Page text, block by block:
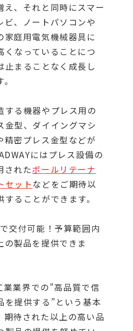
え、それと同時にスマー
ビ、ノートパソコンや
家庭用電気機械器具に
くなっていることにつ
止まることなく成長し
する機器やプレス用の
金型、ダイイングマシ
精密プレス金型などが
にはプレス設備の
されたボールリテーナ
セットなどをご期待以
することができます。
交付可能！予算範囲内
の製品を提供できま
業業界での”高品質で信
を提供する”という基本
期待された以上の高い品